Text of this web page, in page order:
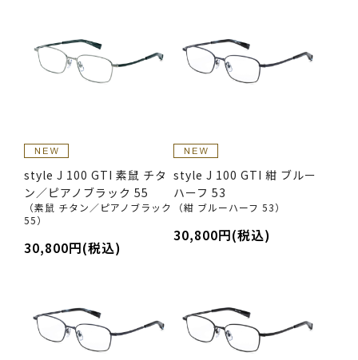
style J 100 GTI 素鼠 チタ
ン／ピアノブラック 55
（素鼠 チタン／ピアノブラック
55）
30,800円(税込)
style J 100 GTI 紺 ブルー
ハーフ 53
（紺 ブルーハーフ 53）
30,800円(税込)